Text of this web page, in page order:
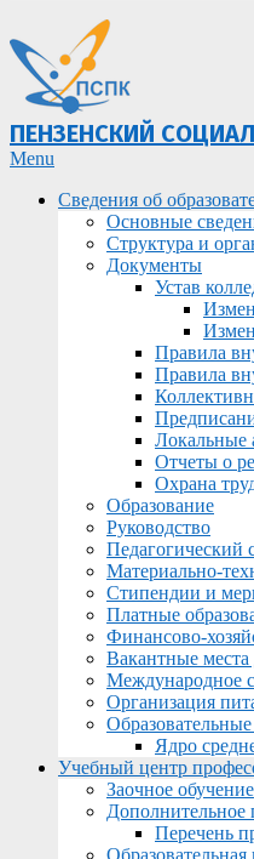
ПЕНЗЕНСКИЙ
Primary
Menu
Menu
Сведения об
Основные
Структура и
Документы
Устав
Правила
Правила
Локальные
Отчеты о
Охрана
Образование
Руководство
Педагогический
Материально-
Стипендии и
Платные
Финансово-
Вакантные места
Международное
Организация
Ядро
Учебный центр
Заочное обучение
Дополнительное
Перечень